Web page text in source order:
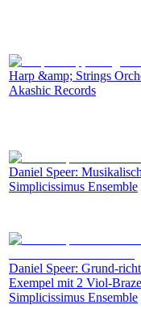
Harp &amp; Strings
Akashic Records
Daniel Speer:
Simplicissimus Ensemble
Daniel Speer: Grund-
Exempel mit 2 Viol-
Simplicissimus Ensemble